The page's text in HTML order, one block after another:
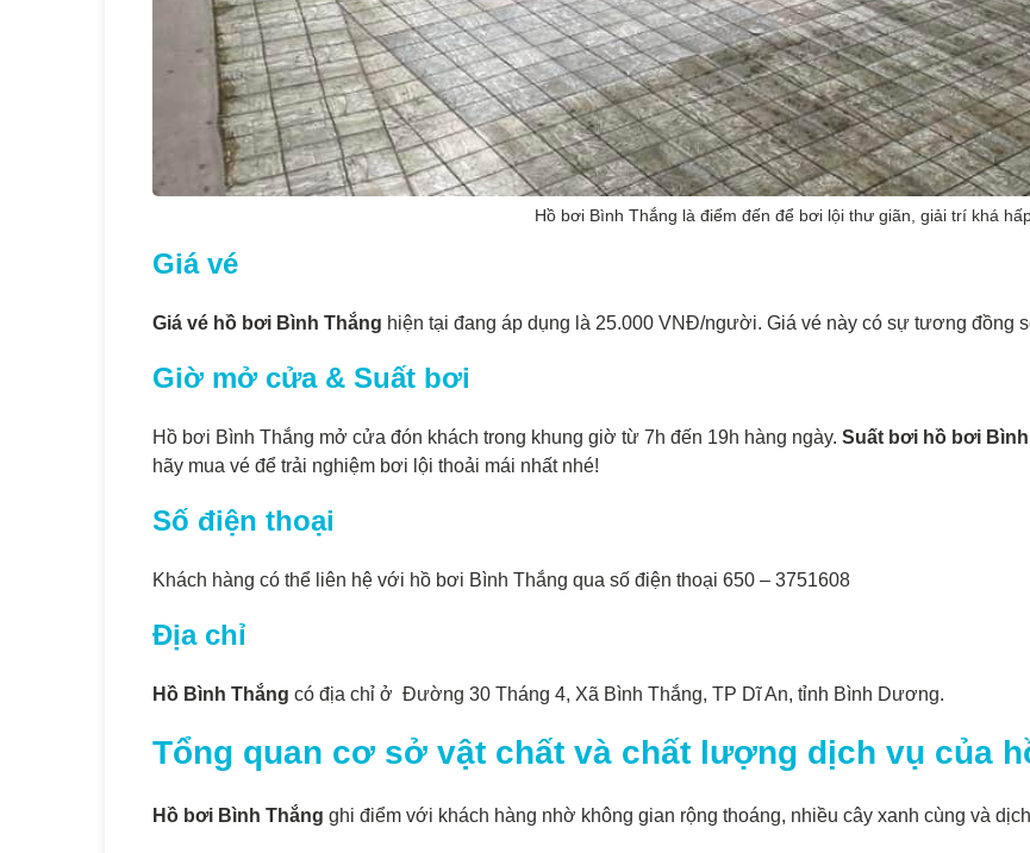
Hồ bơi Bình Thắng là điểm đến để bơi lội thư giãn, giải trí khá
Giá vé
Giá vé hồ bơi Bình Thắng hiện tại đang áp dụng là 25.000 VNĐ/người. Giá vé này có sự tương đồng
Giờ mở cửa & Suất bơi
Hồ bơi Bình Thắng mở cửa đón khách trong khung giờ từ 7h đến 19h hàng ngày. Suất bơi hồ bơi
hãy mua vé để trải nghiệm bơi lội thoải mái nhất nhé!
Số điện thoại
Khách hàng có thể liên hệ với hồ bơi Bình Thắng qua số điện thoại 650 – 3751608
Địa chỉ
Hồ Bình Thắng có địa chỉ ở Đường 30 Tháng 4, Xã Bình Thắng, TP Dĩ An, tỉnh Bình Dương.
Tổng quan cơ sở vật chất và chất lượng dịch vụ của
Hồ bơi Bình Thắng ghi điểm với khách hàng nhờ không gian rộng thoáng, nhiều cây xanh cùng và